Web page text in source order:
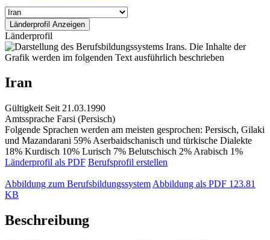
Länderprofil
Iran
Gültigkeit Seit 21.03.1990
Amtssprache Farsi (Persisch)
Folgende Sprachen werden am meisten gesprochen: Persisch, Gilaki
und Mazandarani 59% Aserbaidschanisch und türkische Dialekte
18% Kurdisch 10% Lurisch 7% Belutschisch 2% Arabisch 1%
Länderprofil als PDF Berufsprofil erstellen
Abbildung zum Berufsbildungssystem Abbildung als PDF 123.81
KB
Beschreibung